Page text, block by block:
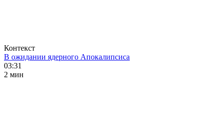
Контекст
В ожидании ядерного Апокалипсиса
03:31
2 мин